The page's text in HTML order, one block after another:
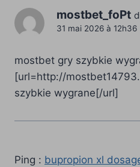
mostbet_foPt
31 mai 2026 à 12h36
mostbet gry szybkie
[url=http://
szybkie wygrane[/url]
Ping : bupropion xl